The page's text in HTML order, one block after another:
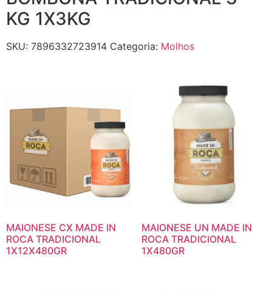
KG 1X3KG
SKU: 7896332723914 Categoria: Molhos
MAIONESE CX MADE IN
ROCA TRADICIONAL
1X12X480GR
MAIONESE UN MADE IN
ROCA TRADICIONAL
1X480GR